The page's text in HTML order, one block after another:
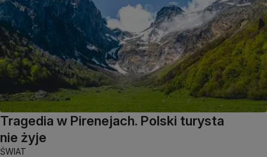
Tragedia w Pirenejach. Polski turysta
nie żyje
ŚWIAT